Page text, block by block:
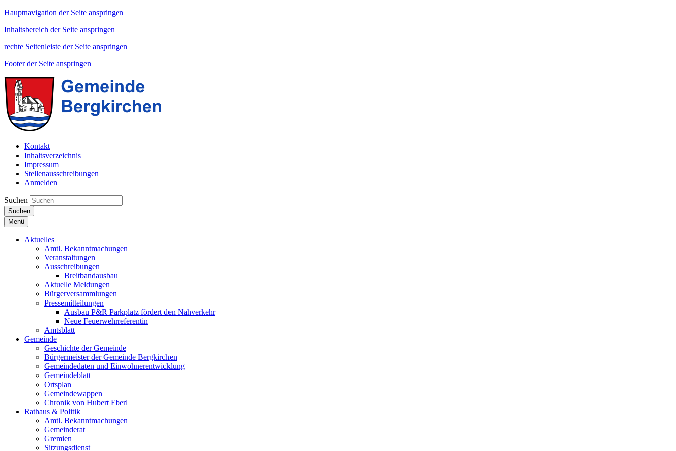
Hauptnavigation der Seite anspringen
Inhaltsbereich der Seite anspringen
rechte Seitenleiste der Seite anspringen
Footer der Seite anspringen
Kontakt
Inhaltsverzeichnis
Impressum
Stellenausschreibungen
Anmelden
Suchen
Suchen
Menü
Aktuelles
Amtl. Bekanntmachungen
Veranstaltungen
Ausschreibungen
Breitbandausbau
Aktuelle Meldungen
Bürgerversammlungen
Pressemitteilungen
Ausbau P&R Parkplatz fördert den Nahverkehr
Neue Feuerwehrreferentin
Amtsblatt
Gemeinde
Geschichte der Gemeinde
Bürgermeister der Gemeinde Bergkirchen
Gemeindedaten und Einwohnerentwicklung
Gemeindeblatt
Ortsplan
Gemeindewappen
Chronik von Hubert Eberl
Rathaus & Politik
Amtl. Bekanntmachungen
Gemeinderat
Gremien
Sitzungsdienst